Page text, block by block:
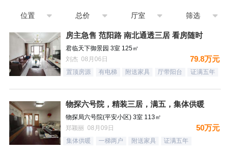
位置 总价 厅室 筛选
房主急售 范阳路 南北通透三居 看房随时
君临天下御景园 3室 125㎡
刘杰 08月06日
79.8万元
置顶房源 有电梯 附送家具 厅带阳台 证满五年
物探六号院，精装三居，满五，集体供暖
物探局六号院(平安小区) 3室 113㎡
郑颖丽 08月09日
50万元
集体供暖 一梯两户 附送家具 证满五年